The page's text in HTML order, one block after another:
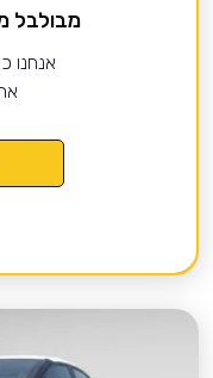
מבולבל
אנחנו